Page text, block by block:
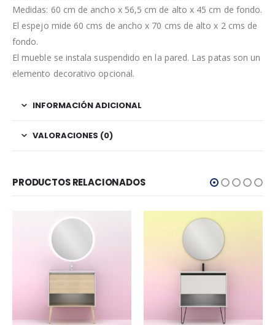
Medidas: 60 cm de ancho x 56,5 cm de alto x 45 cm de fondo.
El espejo mide 60 cms de ancho x 70 cms de alto x 2 cms de
fondo.
El mueble se instala suspendido en la pared. Las patas son un
elemento decorativo opcional.
INFORMACIÓN ADICIONAL
VALORACIONES (0)
PRODUCTOS RELACIONADOS